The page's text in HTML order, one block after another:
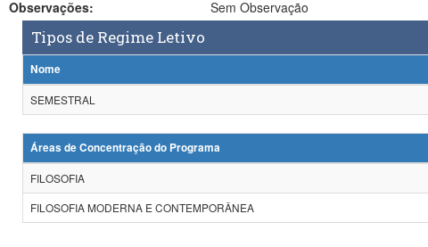
Observações:
Sem Observação
Tipos de Regime Letivo
Nome
SEMESTRAL
Áreas de Concentração do Programa
FILOSOFIA
FILOSOFIA MODERNA E CONTEMPORÂNEA